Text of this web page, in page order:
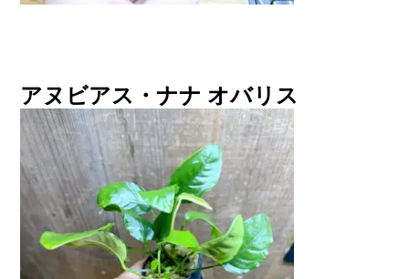
アヌビアス・ナナ オバリス